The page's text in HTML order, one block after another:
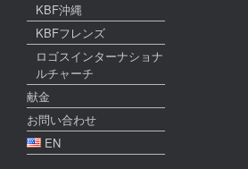
KBF沖縄
KBFフレンズ
ロゴスインターナショナ
ルチャーチ
献金
お問い合わせ
EN